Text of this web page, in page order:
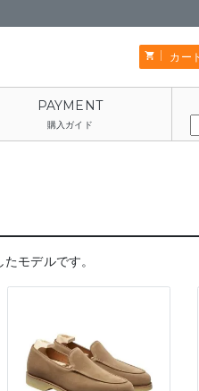
カー
購入ガイド
モデルです。